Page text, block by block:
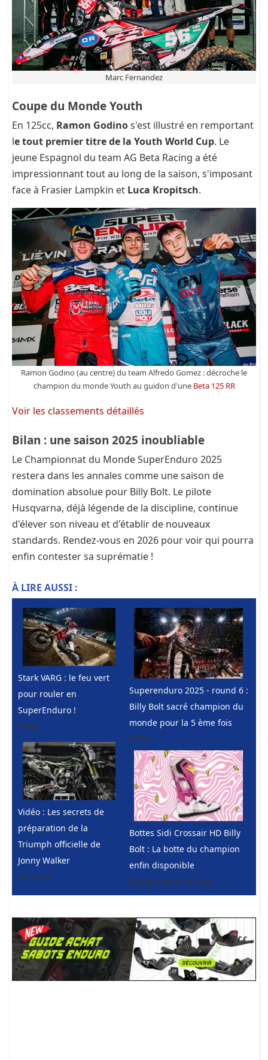
Marc Fernandez
Coupe du Monde Youth
En 125cc, Ramon Godinos'est illustré en remportant
le tout premier titre de la Youth World Cup. Le
jeune Espagnol du team AG Beta Racing a été
impressionnant tout au long de la saison, s'imposant
face à Frasier Lampkin et Luca Kropitsch.
Ramon Godino (au centre) du team Alfredo Gomez : décroche le
champion du monde Youth au guidon d'une Beta 125 RR
Voir les classements détaillés
Bilan : une saison 2025 inoubliable
Le Championnat du Monde SuperEnduro 2025
restera dans les annales comme une saison de
domination absolue pour Billy Bolt. Le pilote
Husqvarna, déjà légende de la discipline, continue
d'élever son niveau et d'établir de nouveaux
standards. Rendez-vous en 2026 pour voir qui pourra
enfin contester sa suprématie !
À LIRE AUSSI :
Stark VARG : le feu vert
pour rouler en
SuperEnduro !
SEWC
Vidéo : Les secrets de
préparation de la
Triumph officielle de
Jonny Walker
Triumph
Superenduro 2025 - round 6 :
Billy Bolt sacré champion du
monde pour la 5 ème fois
SEWC
Bottes Sidi Crossair HD Billy
Bolt : La botte du champion
enfin disponible
Equipements pilotes